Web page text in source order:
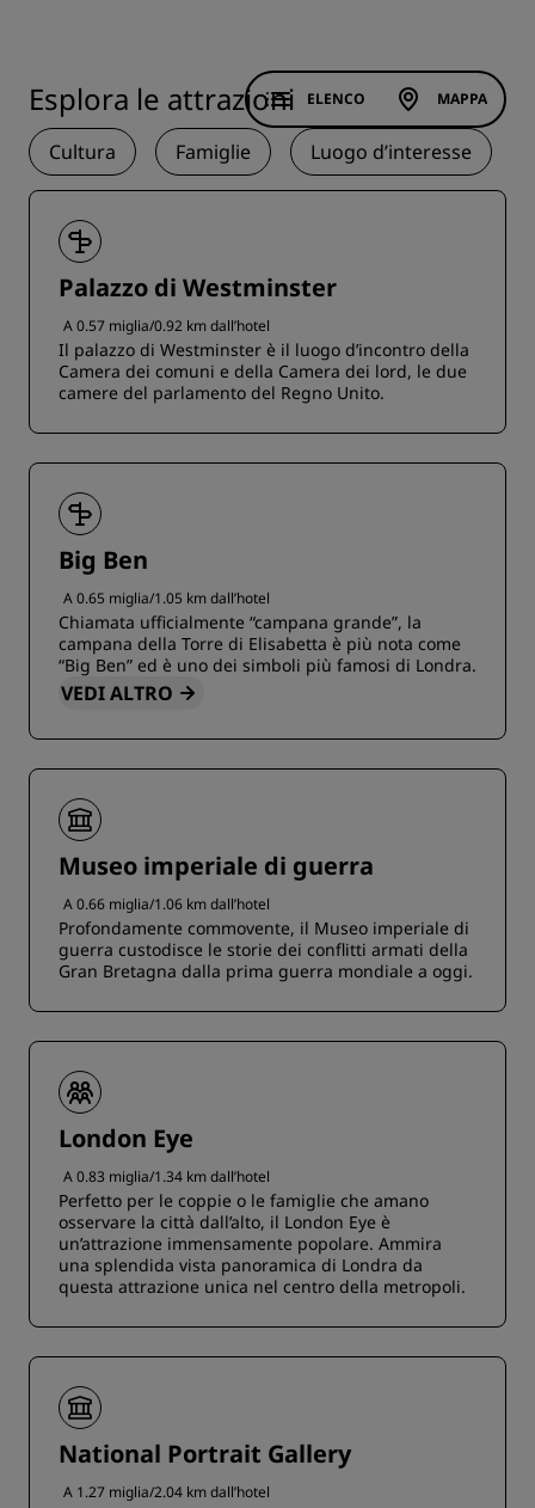
Esplora le attrazioni
Cultura Famiglie Luogo d’interesse
ELENCO MAPPA
Palazzo di Westminster
A 0.57 miglia/0.92 km dall’hotel
Il palazzo di Westminster è il luogo d’incontro della
Camera dei comuni e della Camera dei lord, le due
camere del parlamento del Regno Unito.
Big Ben
A 0.65 miglia/1.05 km dall’hotel
Chiamata ufficialmente “campana grande”, la
campana della Torre di Elisabetta è più nota come
“Big Ben” ed è uno dei simboli più famosi di Londra.
VEDI ALTRO
Museo imperiale di guerra
A 0.66 miglia/1.06 km dall’hotel
Profondamente commovente, il Museo imperiale di
guerra custodisce le storie dei conflitti armati della
Gran Bretagna dalla prima guerra mondiale a oggi.
London Eye
A 0.83 miglia/1.34 km dall’hotel
Perfetto per le coppie o le famiglie che amano
osservare la città dall’alto, il London Eye è
un’attrazione immensamente popolare. Ammira
una splendida vista panoramica di Londra da
questa attrazione unica nel centro della metropoli.
National Portrait Gallery
A 1.27 miglia/2.04 km dall’hotel